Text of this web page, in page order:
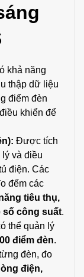
khả năng
thập dữ liệu
điểm đèn
khiển để
Được tích
lý và điều
điện. Các
đếm các
tiêu thụ,
số công suất.
thể quản lý
điểm đèn.
đèn, đo
điện,